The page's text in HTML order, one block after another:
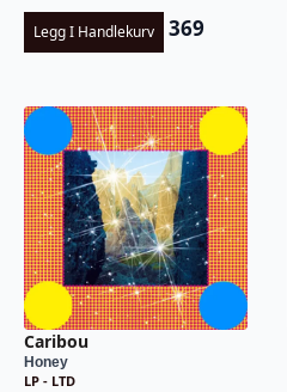
Legg I Handlekurv 369
Caribou
Honey
LP - LTD